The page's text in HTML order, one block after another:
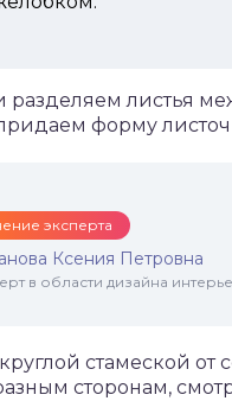
разделяем листья
форму
эксперта
Ксения Петровна
в области дизайна
стамеской от
сторонам,